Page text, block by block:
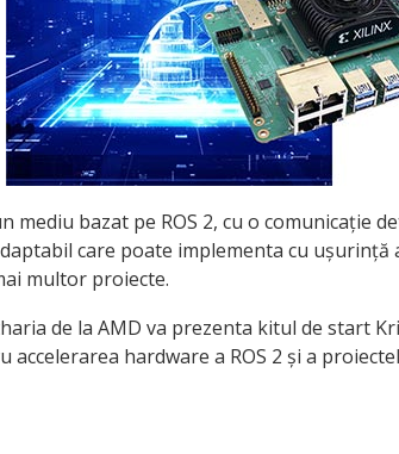
bazat pe ROS 2, cu o comunicație
care poate implementa cu
multor proiecte.
de la AMD va prezenta kitul de start
hardware a ROS 2 și a